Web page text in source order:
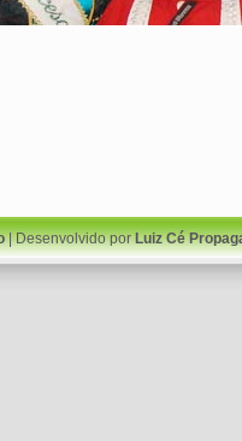
| Desenvolvido porLuiz Cé